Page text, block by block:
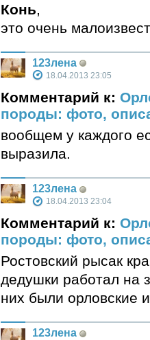
Конь,
это очень
123лена
18.04.2013 23:05
Комментарий к:
породы: фото,
вообщем у каждого
выразила.
123лена
18.04.2013 23:04
Комментарий к:
породы: фото,
Ростовский рысак
дедушки работал на
них были орловские
123лена